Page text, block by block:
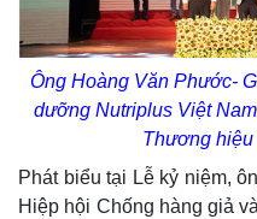
Ông Hoàng Văn Phước-
dưỡng Nutriplus Việt
Thương hiệu
Phát biểu tại Lễ kỷ niệm,
Hiệp hội Chống hàng giả